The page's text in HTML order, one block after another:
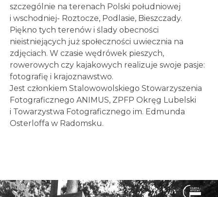
szczególnie na terenach Polski południowej
i wschodniej- Roztocze, Podlasie, Bieszczady.
Piękno tych terenów i ślady obecności
nieistniejących już społeczności uwiecznia na
zdjęciach. W czasie wędrówek pieszych,
rowerowych czy kajakowych realizuje swoje pasje:
fotografię i krajoznawstwo.
Jest członkiem Stalowowolskiego Stowarzyszenia
Fotograficznego ANIMUS, ZPFP Okręg Lubelski
i Towarzystwa Fotograficznego im. Edmunda
Osterloffa w Radomsku.